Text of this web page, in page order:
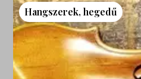
Hangszerek,hegedű